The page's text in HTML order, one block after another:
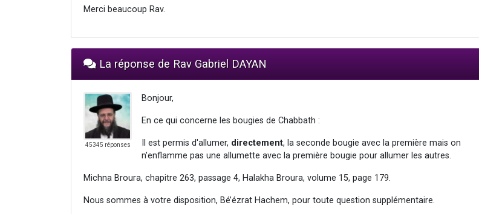
Merci beaucoup Rav.
La réponse de Rav Gabriel DAYAN
45345 réponses
Bonjour,
En ce qui concerne les bougies de Chabbath :
Il est permis d'allumer, directement, la seconde bougie avec la première mais on
n'enflamme pas une allumette avec la première bougie pour allumer les autres.
Michna Broura, chapitre 263, passage 4, Halakha Broura, volume 15, page 179.
Nous sommes à votre disposition, Bé’ézrat Hachem, pour toute question supplémentaire.